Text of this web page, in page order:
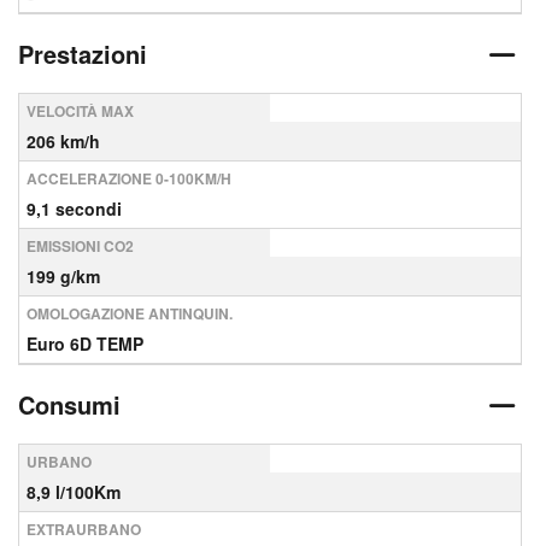
Prestazioni
VELOCITÀ MAX
206 km/h
ACCELERAZIONE 0-100KM/H
9,1 secondi
EMISSIONI CO2
199 g/km
OMOLOGAZIONE ANTINQUIN.
Euro 6D TEMP
Consumi
URBANO
8,9 l/100Km
EXTRAURBANO